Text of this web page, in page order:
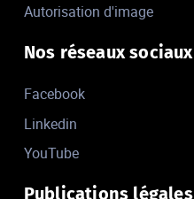
Autorisation d'image
Nos réseaux sociaux
Facebook
Linkedin
YouTube
Publications légales